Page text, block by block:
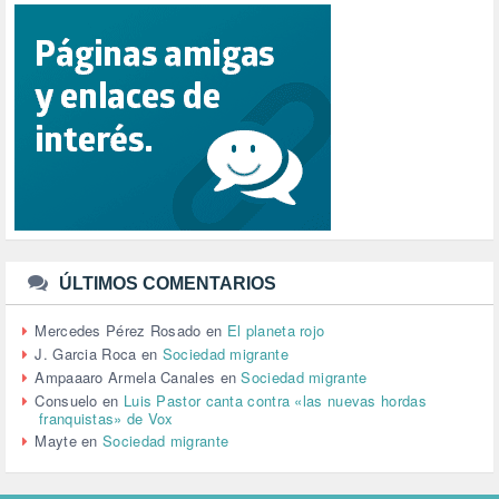
RELIGIÓN (114)
REPUBLICA (1)
SALUD (108)
SENSIBILIZACIÓN (576)
SINDICATOS (12)
TTIP (6)
URBANISMO (1)
URBANIZACIÓN (1)
VEJEZ (1)
VENEZUELA (3)
VENEZULA (1)
VIAJES (1)
VIOLENCIA (2)
VIOLENCIA DE GÉNERO (223)
VIVIENDA (9)
VOLODIMIR ZELENSKY (1)
ÚLTIMOS COMENTARIOS
Mercedes Pérez Rosado en El planeta rojo
J. Garcia Roca en Sociedad migrante
Ampaaaro Armela Canales enSociedad migrante
Consuelo en Luis Pastor canta contra «las nuevas hordas
franquistas» de Vox
MayteenSociedad migrante